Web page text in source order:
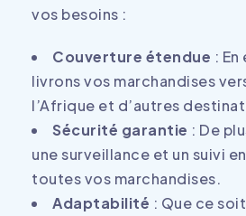
vos besoins :
Couverture étendue :
livrons vos marchandises
l’Afrique et d’autres
Sécurité garantie : De
une surveillance et un suivi
toutes vos marchandises.
Adaptabilité : Que ce